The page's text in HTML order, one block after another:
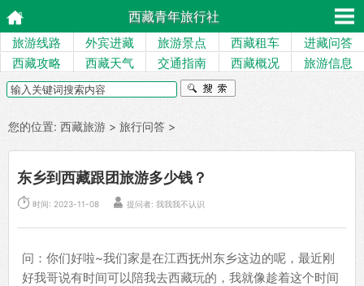
西藏青年旅行社
旅游线路 外宾进藏 旅游景点 西藏租车
进藏问答
西藏攻略
西藏天气 交通指南 西藏概况 旅游信息
您的位置: 西藏旅游 > 旅行问答 >
东乡到西藏跟团旅游多少钱？
 时间: 2023-11-08  提问者: 我我我不认识
问：你们好啦~我们家是在江西抚州东乡这边的呢，最近刚
好我哥说有时间可以陪我去西藏玩的，我就像趁着这个时间